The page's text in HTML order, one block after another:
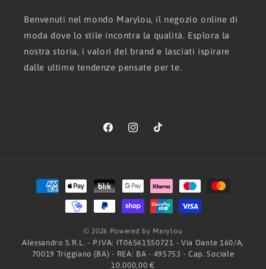
Benvenuti nel mondo Marylou, il negozio online di
moda dove lo stile incontra la qualità. Esplora la
nostra storia, i valori del brand e lasciati ispirare
dalle ultime tendenze pensate per te.
FacebookInstagramTikTok
Metodi
di
pagamento
© 2026 Powered by Marylou
Alessandro S.R.L. - P.IVA: IT06561550721 - Via Dante 160/A,
70019 Triggiano (BA) - REA: BA - 495753 - Cap. Sociale
10.000,00 €